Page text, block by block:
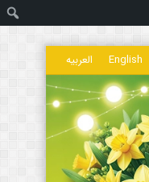
English العربیه